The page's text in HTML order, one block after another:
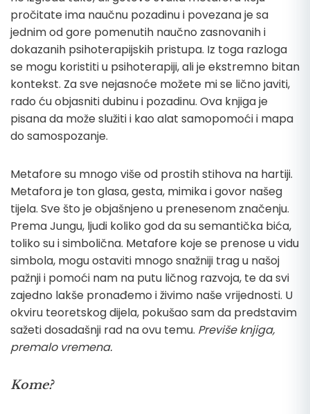
pročitate ima naučnu pozadinu i povezana je sa
jednim od gore pomenutih naučno zasnovanih i
dokazanih psihoterapijskih pristupa. Iz toga razloga
se mogu koristiti u psihoterapiji, ali je ekstremno bitan
kontekst. Za sve nejasnoće možete mi se lično javiti,
rado ću objasniti dubinu i pozadinu. Ova knjiga je
pisana da može služiti i kao alat samopomoći i mapa
do samospozanje.
Metafore su mnogo više od prostih stihova na hartiji.
Metafora je ton glasa, gesta, mimika i govor našeg
tijela. Sve što je objašnjeno u prenesenom značenju.
Prema Jungu, ljudi koliko god da su semantička bića,
toliko su i simbolična. Metafore koje se prenose u vidu
simbola, mogu ostaviti mnogo snažniji trag u našoj
pažnji i pomoći nam na putu ličnog razvoja, te da svi
zajedno lakše pronađemo i živimo naše vrijednosti. U
okviru teoretskog dijela, pokušao sam da predstavim
sažeti dosadašnji rad na ovu temu. Previše knjiga,
premalo vremena.
Kome?